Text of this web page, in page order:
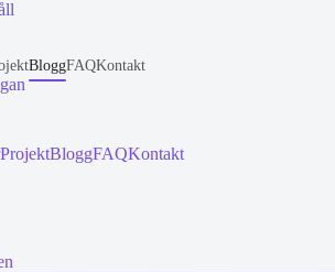
BloggFAQKontakt
ProjektBloggFAQKontakt